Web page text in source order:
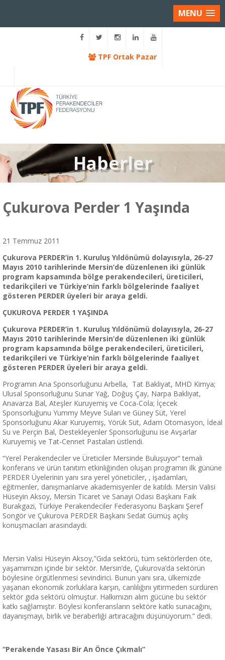
MENU
TPF Ortak Pazar
Haberler
Çukurova Perder 1 Yaşında
21 Temmuz 2011
Çukurova PERDER’in 1. Kuruluş Yıldönümü dolayısıyla, 26-27
Mayıs 2010 tarihlerinde Mersin’de düzenlenen iki günlük
program kapsamında bölge perakendecileri, üreticileri,
tedarikçileri ve Türkiye’nin farklı bölgelerinde faaliyet
gösteren PERDER üyeleri bir araya geldi.
ÇUKUROVA PERDER 1 YAŞINDA
Çukurova PERDER’in 1. Kuruluş Yıldönümü dolayısıyla, 26-27
Mayıs 2010 tarihlerinde Mersin’de düzenlenen iki günlük
program kapsamında bölge perakendecileri, üreticileri,
tedarikçileri ve Türkiye’nin farklı bölgelerinde faaliyet
gösteren PERDER üyeleri bir araya geldi.
Programın Ana Sponsorluğunu Arbella, Tat Bakliyat, MHD Kimya;
Ulusal Sponsorluğunu Sunar Yağ, Doğuş Çay, Narpa Bakliyat,
Anavarza Bal, Ateşler Kuruyemiş ve Coca-Cola; İçecek
Sponsorluğunu Yummy Meyve Suları ve Güney Süt, Yerel
Sponsorluğunu Akar Kuruyemiş, Yörük Süt, Adam Otomasyon, İdeal
Su ve Perçin Bal, Destekleyenler Sponsorluğunu ise Avşarlar
Kuruyemiş ve Tat-Cennet Pastaları üstlendi.
“Yerel Perakendeciler ve Üreticiler Mersinde Buluşuyor“ temalı
konferans ve ürün tanıtım etkinliğinden oluşan programın ilk gününe
PERDER Üyelerinin yanı sıra yerel yöneticiler, , işadamları,
eğitmenler, danışmanlarve akademisyenler de katıldı. Mersin Valisi
Hüseyin Aksoy, Mersin Ticaret ve Sanayi Odası Başkanı Faik
Burakgazi, Türkiye Perakendeciler Federasyonu Başkanı Şeref
Songör ve Çukurova PERDER Başkanı Sedat Gümüş açılış
konuşmacıları arasındaydı.
Mersin Valisi Hüseyin Aksoy,”Gıda sektörü, tüm sektörlerden öte,
yaşamımızın içinde bir sektör. Mersin’de, Çukurova’da sektörün
böylesine örgütlenmesi sevindirici. Bunun yanı sıra, ülkemizde
yaşanan ekonomik zorluklara karşın, canlılığını yitirmeden sürdüren
sektör gıda sektörü olmuştur. Halkımızın alım gücüne bu sektör
katkı sağlamıştır. Böylesi konferansların sektöre katkı sunacağını,
dayanışmayı, birlik ve beraberliği artıracağını düşünüyorum.” dedi.
“Perakende Yasası Bir An Önce Çıkmalı”